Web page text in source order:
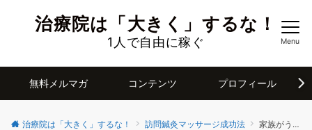
治療院は「大きく」するな！
1人で自由に稼ぐ Menu
無料メルマガ コンテンツ プロフィール
治療院は「大きく」するな！ 訪問鍼灸マッサージ成功法 家族がうるさい…でも本人はいい人。そんなときの立ち回りとは？